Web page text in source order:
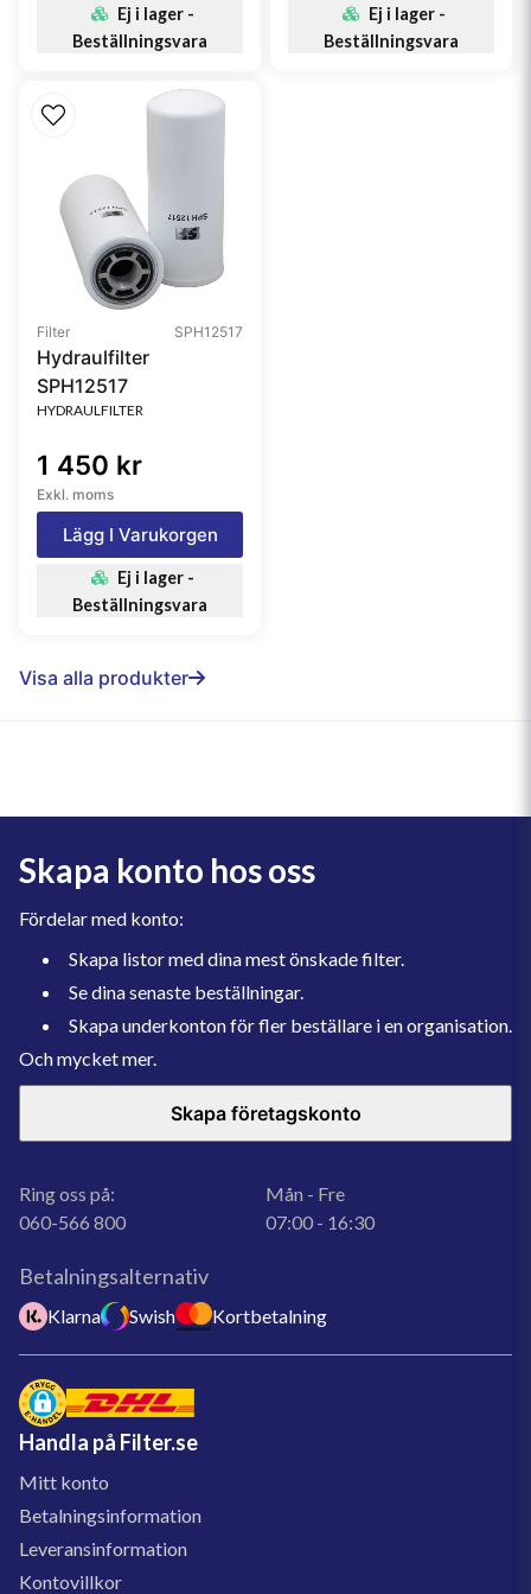
Ej i lager -
Beställningsvara
Ej i lager -
Beställningsvara
Filter SPH12517
Hydraulfilter
SPH12517
HYDRAULFILTER
1 450 kr
Exkl. moms
Lägg I Varukorgen
Ej i lager -
Beställningsvara
Visa alla produkter
Skapa konto hos oss
Fördelar med konto:
Skapa listor med dina mest önskade filter.
Se dina senaste beställningar.
Skapa underkonton för fler beställare i en organisation.
Och mycket mer.
Skapa företagskonto
Ring oss på:
060-566 800
Mån - Fre
07:00 - 16:30
Betalningsalternativ
Klarna Swish Kortbetalning
Handla på Filter.se
Mitt konto
Betalningsinformation
Leveransinformation
Kontovillkor